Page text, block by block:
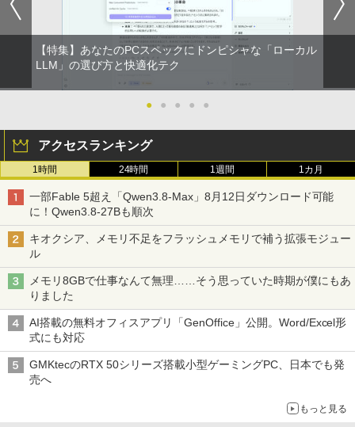
【特集】あなたのPCスペックにドンピシャな「ローカル
LLM」の選び方と快適化テク
● ● ● ● ●
アクセスランキング
1時間 24時間 1週間 1カ月
一部Fable 5超え「Qwen3.8-Max」8月12日ダウンロード可能
に！Qwen3.8-27Bも順次
キオクシア、メモリ不足をフラッシュメモリで補う拡張モジュー
ル
メモリ8GBで仕事なんて無理……そう思っていた時期が僕にもあ
りました
AI搭載の無料オフィスアプリ「GenOffice」公開。Word/Excel形
式にも対応
GMKtecのRTX 50シリーズ搭載小型ゲーミングPC、日本でも発
売へ
もっと見る